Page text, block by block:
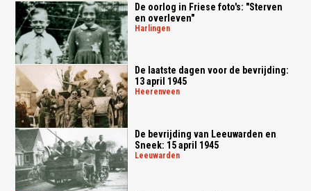
De oorlog in Friese foto's: "Sterven
en overleven"
harlingen
De laatste dagen voor de bevrijding:
13 april 1945
heerenveen
De bevrijding van Leeuwarden en
Sneek: 15 april 1945
leeuwarden